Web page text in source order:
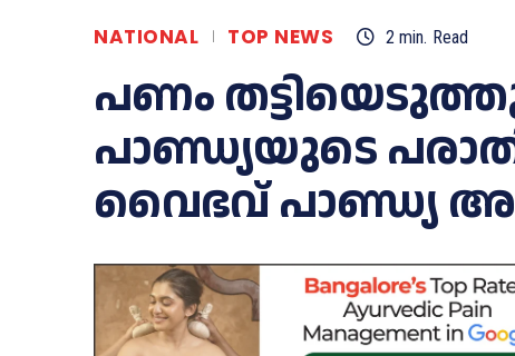
NATIONAL TOP NEWS 2 min. Read
പണം
പാണ്ഡ്യയുടെ
വൈഭവ് പാണ്ഡ്യ